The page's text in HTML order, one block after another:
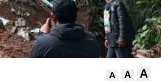
A A A